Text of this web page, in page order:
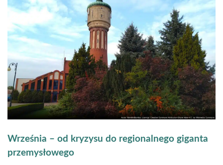
Września – od kryzysu do regionalnego giganta
przemysłowego